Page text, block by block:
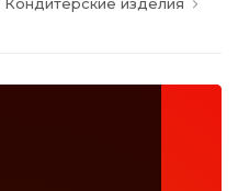
Кондитерские изделия